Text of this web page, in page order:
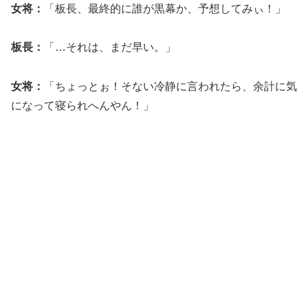
女将： 「板長、最終的に誰が黒幕か、予想してみぃ！」
板長： 「…それは、まだ早い。」
女将：
「ちょっとぉ！そない冷静に言われたら、余計に気
になって寝られへんやん！」